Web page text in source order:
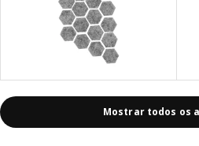
Mostrar todos os